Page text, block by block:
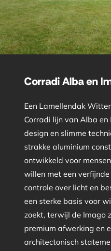
Corradi Alba en
Een Lamellendak
Corradi lijn van Alba
design en slimme
strakke aluminium
ontwikkeld voor
willen met een
controle over licht en
een sterke basis voor
zoekt, terwijl de Imago
premium afwerking en
architectonisch